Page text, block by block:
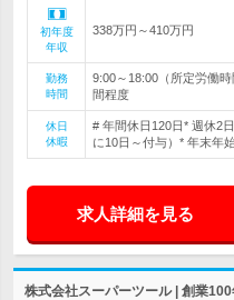
初年度
年収
338万円～410万円
勤務
時間
9:00～18:00（所定労働
間程度
休日
休暇
# 年間休日120日* 週休2
に10日～付与）* 年末年
求人詳細を見る
株式会社スーパーツール | 創業